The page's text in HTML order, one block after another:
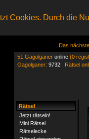
Cookies. Durch die
Das
51 Gagolganer online (0
Gagolganer: 9732 Rätsel
Rätsel
Jetzt rätseln!
Mini Rätsel
Rätselecke